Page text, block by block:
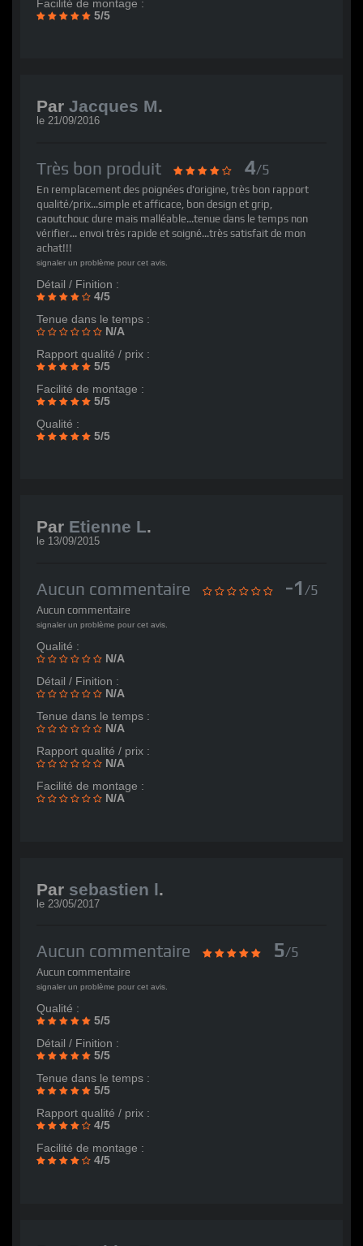
Facilité de montage :
5/5
Par Jacques M.
le 21/09/2016
Très bon produit 4/5
En remplacement des poignées d'origine, très bon rapport
qualité/prix...simple et afficace, bon design et grip,
caoutchouc dure mais malléable...tenue dans le temps non
vérifier... envoi très rapide et soigné...très satisfait de mon
achat!!!
signaler un problème pour cet avis.
Détail / Finition :
4/5
Tenue dans le temps :
N/A
Rapport qualité / prix :
5/5
Facilité de montage :
5/5
Qualité :
5/5
Par Etienne L.
le 13/09/2015
Aucun commentaire -1 /5
Aucun commentaire
signaler un problème pour cet avis.
Qualité :
N/A
Détail / Finition :
N/A
Tenue dans le temps :
N/A
Rapport qualité / prix :
N/A
Facilité de montage :
N/A
Par sebastien l.
le 23/05/2017
Aucun commentaire 5/5
Aucun commentaire
signaler un problème pour cet avis.
Qualité :
5/5
Détail / Finition :
5/5
Tenue dans le temps :
5/5
Rapport qualité / prix :
4/5
Facilité de montage :
4/5